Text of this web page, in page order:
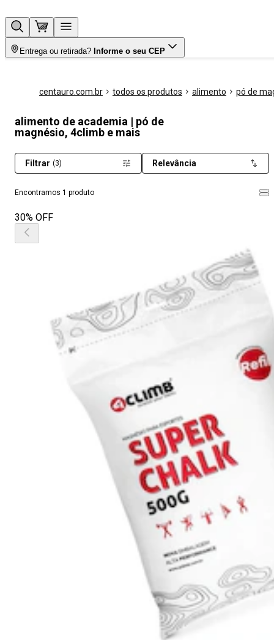
Entrega ou retirada? Informe o seu CEP
centauro.com.br todos os produtos alimento pó de
alimento de academia | pó de
magnésio, 4climb e mais
Encontramos 1 produto
Filtrar (3) Relevância
30% OFF